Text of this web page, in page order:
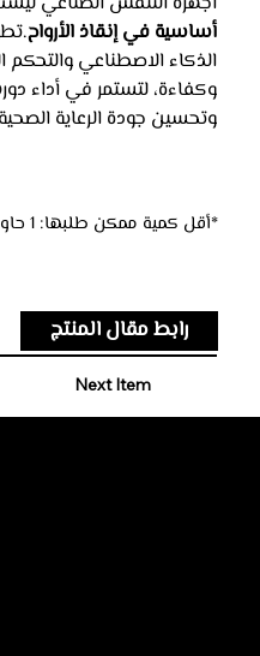
أساسية في إنقاذ الأرواح
الذكاء الاصطناعي والتحكم
وكفاءة، لتستمر في أداء
وتحسين جودة الرعاية
*أقل كمية ممكن طلبها: 1 حاوية (كونتينر) أو وفقا لنوع المنتج
رابط مقال المنتج
Next Item